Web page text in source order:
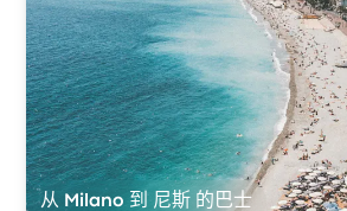
从 Milano 到 尼斯 的巴士